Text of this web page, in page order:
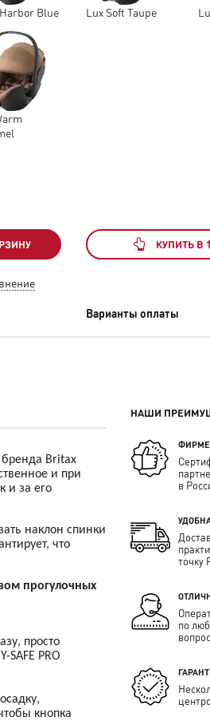
Blue Lux Soft Taupe
КУПИТЬ В
Варианты оплаты
Britax
и при
и за его
наклон спинки
что
прогулочных
просто
SAFE PRO
кнопка
НАШИ
в
точку
по